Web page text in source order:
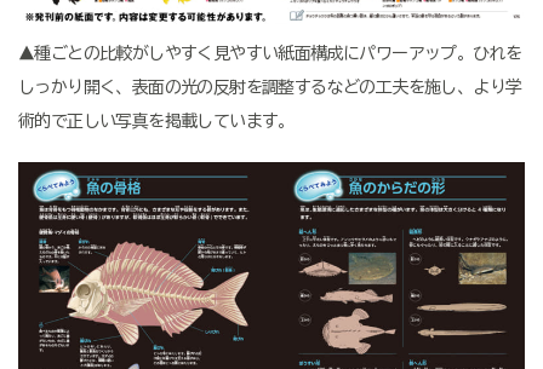
▲種ごとの比較がしやすく見やすい紙面構成にパワーアップ。ひれを
しっかり開く、表面の光の反射を調整するなどの工夫を施し、より学
術的で正しい写真を掲載しています。